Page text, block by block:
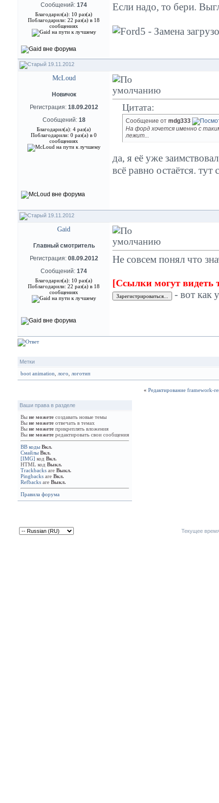
Сообщений: 174
Благодарил(а): 10 раз(а)
Поблагодарили: 22 раз(а) в 18
сообщениях
Если надо, то бери.
19.11.2012
McLoud
Новичок
Регистрация: 18.09.2012
Сообщений: 18
Благодарил(а): 4 раз(а)
Поблагодарили: 0 раз(а) в 0
сообщениях
Цитата:
Сообщение от mdg333
На форд хочется именно с
лежит...
да, я её уже
всё равно остаётся.
19.11.2012
Gaid
Главный смотритель
Регистрация: 08.09.2012
Сообщений: 174
Благодарил(а): 10 раз(а)
Поблагодарили: 22 раз(а) в 18
сообщениях
Не совсем понял что
[Ссылки могут видеть
- вот как
Метки
boot animation
лого логотип
« Редактирование framework-
Ваши права в разделе
Вы не можете создавать новые темы
Вы не можете отвечать в темах
Вы не можете прикреплять вложения
Вы не можете редактировать свои сообщения
BB коды Вкл.
Смайлы Вкл.
[IMG] код Вкл.
HTML код Выкл.
Trackbacks are Выкл.
Pingbacks are Вкл.
Refbacks are Выкл.
Правила форума
Текущее